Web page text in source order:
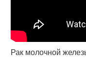
Рак молочной